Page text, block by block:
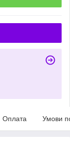
Оплата Умови